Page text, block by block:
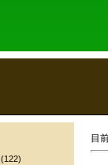
目
(122)